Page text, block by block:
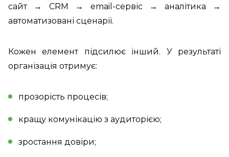
сайт → CRM → email-сервіс → аналітика →
автоматизовані сценарії.
Кожен елемент підсилює інший. У результаті
організація отримує:
прозорість процесів;
кращу комунікацію з аудиторією;
зростання довіри;